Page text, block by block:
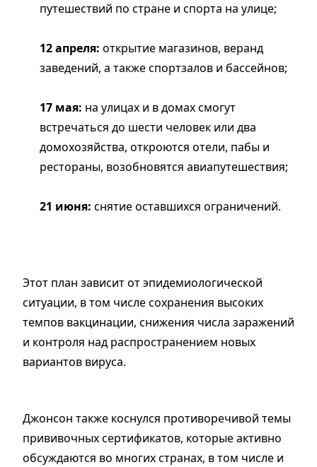
путешествий по стране и спорта на улице;
12 апреля: открытие магазинов, веранд
заведений, а также спортзалов и бассейнов;
17 мая: на улицах и в домах смогут
встречаться до шести человек или два
домохозяйства, откроются отели, пабы и
рестораны, возобновятся авиапутешествия;
21 июня: снятие оставшихся ограничений.
Этот план зависит от эпидемиологической
ситуации, в том числе сохранения высоких
темпов вакцинации, снижения числа заражений
и контроля над распространением новых
вариантов вируса.
Джонсон также коснулся противоречивой темы
прививочных сертификатов, которые активно
обсуждаются во многих странах, в том числе и